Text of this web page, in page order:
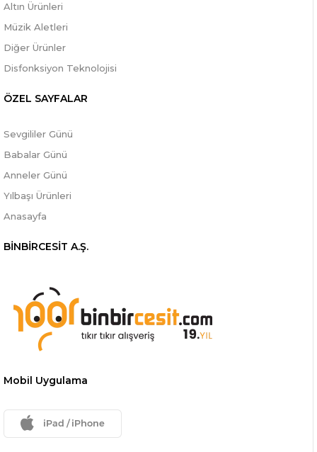
Altın Ürünleri
Müzik Aletleri
Diğer Ürünler
Disfonksiyon Teknolojisi
ÖZEL SAYFALAR
Sevgililer Günü
Babalar Günü
Anneler Günü
Yılbaşı Ürünleri
Anasayfa
BİNBİRCESİT A.Ş.
Mobil Uygulama